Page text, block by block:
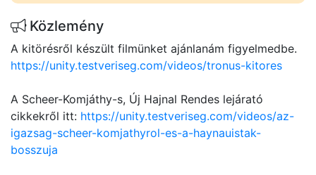
Közlemény
A kitörésről készült filmünket ajánlanám figyelmedbe.
https://unity.testveriseg.com/videos/tronus-kitores
A Scheer-Komjáthy-s, Új Hajnal Rendes lejárató
cikkekről itt: https://unity.testveriseg.com/videos/az-
igazsag-scheer-komjathyrol-es-a-haynauistak-
bosszuja